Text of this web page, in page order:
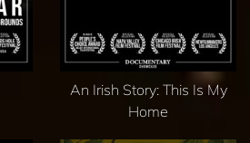
An Irish Story: This Is My
Home